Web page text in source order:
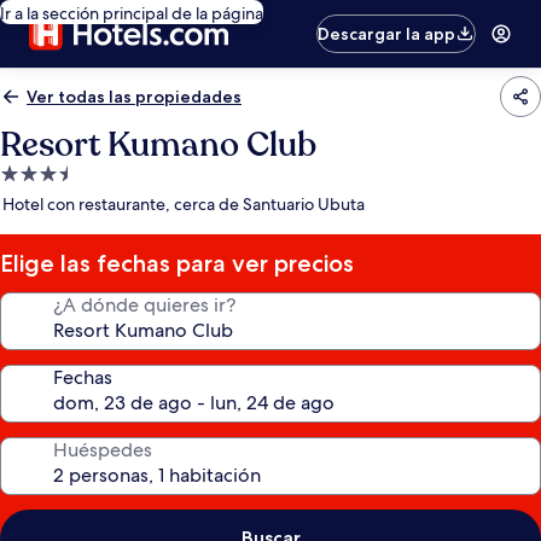
Ir a la sección principal de la página
Descargar la app
Ver todas las propiedades
Resort Kumano Club
Propiedad
de
estrellas
Hotel con restaurante, cerca de Santuario Ubuta
Elige las fechas para ver precios
¿A dónde quieres ir?
Fechas
Huéspedes